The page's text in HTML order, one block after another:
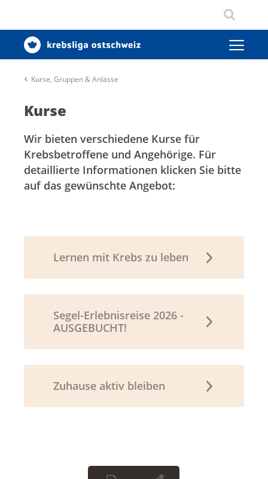
Kurse, Gruppen & Anlässe
Kurse
Wir bieten verschiedene Kurse für
Krebsbetroffene und Angehörige. Für
detaillierte Informationen klicken Sie bitte
auf das gewünschte Angebot:
Lernen mit Krebs zu leben
Segel-Erlebnisreise 2026 -
AUSGEBUCHT!
Zuhause aktiv bleiben